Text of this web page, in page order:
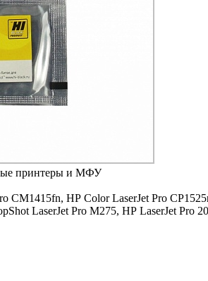
принтеры и МФУ
CM1415fn, HP Color LaserJet Pro
LaserJet Pro M275, HP LaserJet Pro